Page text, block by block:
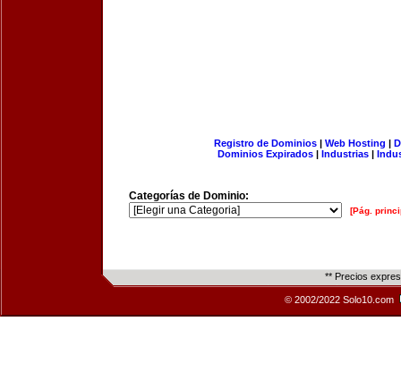
Registro de Dominios| Web Hosting |
Dominios Expirados | Industrias |
Categorías de Dominio:
[Pág.
** Precios
© 2002/2022 Solo10.com